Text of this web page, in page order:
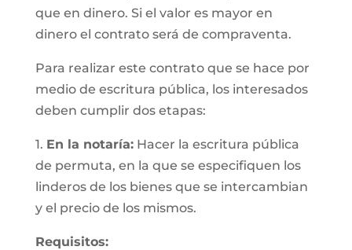
que en dinero. Si el valor es mayor en
dinero el contrato será de compraventa.
Para realizar este contrato que se hace por
medio de escritura pública, los interesados
deben cumplir dos etapas:
1. En la notaría:Hacer la escritura pública
de permuta, en la que se especifiquen los
linderos de los bienes que se intercambian
y el precio de los mismos.
Requisitos: